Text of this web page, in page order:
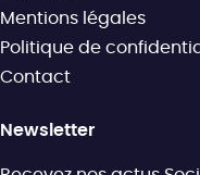
Mentions légales
Politique de
Contact
Newsletter